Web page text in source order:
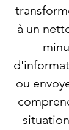
à un
ou